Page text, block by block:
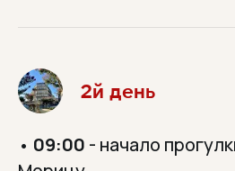
2й день
• 09:00 - начало